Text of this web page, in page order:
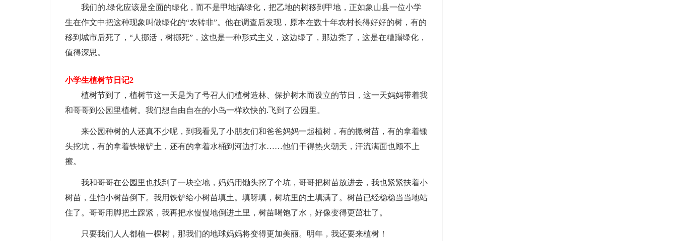
我们的.绿化应该是全面的绿化，而不是甲地搞绿化，把乙地的树移到甲地，正如象山县一位小学
生在作文中把这种现象叫做绿化的“农转非”。他在调查后发现，原本在数十年农村长得好好的树，有的
移到城市后死了，“人挪活，树挪死”，这也是一种形式主义，这边绿了，那边秃了，这是在糟蹋绿化，
值得深思。
小学生植树节日记2
植树节到了，植树节这一天是为了号召人们植树造林、保护树木而设立的节日，这一天妈妈带着我
和哥哥到公园里植树。我们想自由自在的小鸟一样欢快的.飞到了公园里。
来公园种树的人还真不少呢，到我看见了小朋友们和爸爸妈妈一起植树，有的搬树苗，有的拿着锄
头挖坑，有的拿着铁锹铲土，还有的拿着水桶到河边打水……他们干得热火朝天，汗流满面也顾不上
擦。
我和哥哥在公园里也找到了一块空地，妈妈用锄头挖了个坑，哥哥把树苗放进去，我也紧紧扶着小
树苗，生怕小树苗倒下。我用铁铲给小树苗填土。填呀填，树坑里的土填满了。树苗已经稳稳当当地站
住了。哥哥用脚把土踩紧，我再把水慢慢地倒进土里，树苗喝饱了水，好像变得更茁壮了。
只要我们人人都植一棵树，那我们的地球妈妈将变得更加美丽。明年，我还要来植树！